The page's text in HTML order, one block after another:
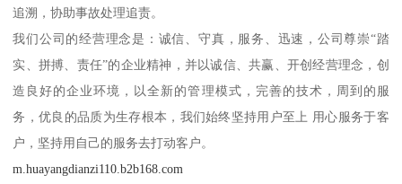
追溯，协助事故处理追责。
我们公司的经营理念是：诚信、守真，服务、迅速，公司尊崇“踏
实、拼搏、责任”的企业精神，并以诚信、共赢、开创经营理念，创
造良好的企业环境，以全新的管理模式，完善的技术，周到的服
务，优良的品质为生存根本，我们始终坚持用户至上 用心服务于客
户，坚持用自己的服务去打动客户。
m.huayangdianzi110.b2b168.com